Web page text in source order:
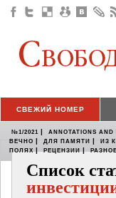
СВЕЖИЙ НОМЕР
№1/2021 | ANNOTATIONS AND
ВЕЧНО | ДЛЯ ПАМЯТИ | ИЗ
ПОЛЯХ | РЕЦЕНЗИИ |
Список